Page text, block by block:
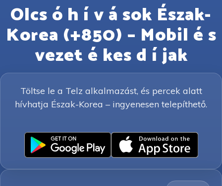
Olcs ó h í v á sok Észak-
Korea (+850) – Mobil é s
vezet é kes d í jak
Töltse le a Telz alkalmazást, és percek alatt
hívhatja Észak-Korea – ingyenesen telepíthető.